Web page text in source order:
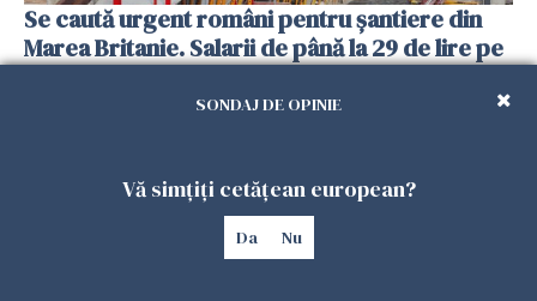
Se caută urgent români pentru șantiere din
Marea Britanie. Salarii de până la 29 de lire pe
oră
SONDAJ DE OPINIE
Vă simțiți cetățean european?
Da Nu